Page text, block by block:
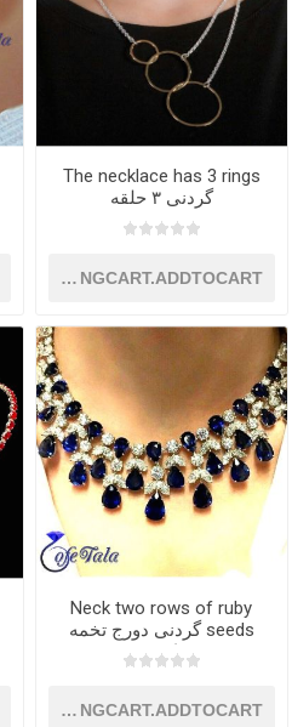
The necklace has 3 rings
گردنی ۳ حلقه
SHOPPINGCART.ADDTOCART
Neck two rows of ruby
seeds گردنی دورج تخمه
یاقوت
SHOPPINGCART.ADDTOCART